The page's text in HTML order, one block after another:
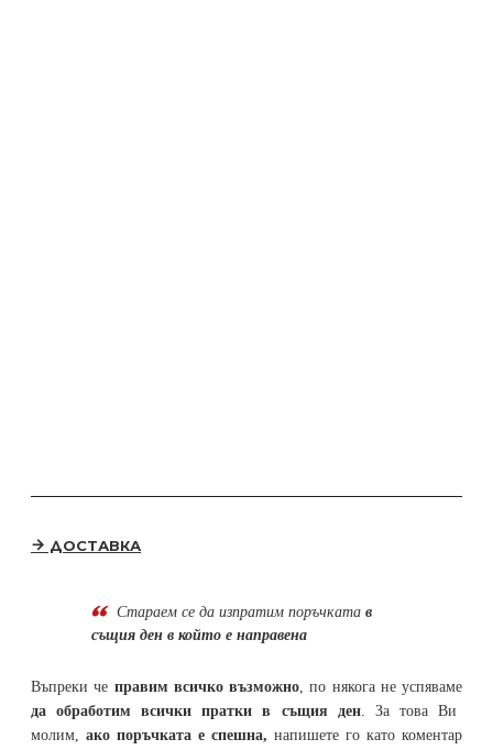
ДОСТАВКА
Стараем се да изпратим поръчката в
същия ден в който е направена
Въпреки че правим всичко възможно, по някога не успяваме
да обработим всички пратки в същия ден. За това Ви
молим, ако поръчката е спешна, напишете го като коментар